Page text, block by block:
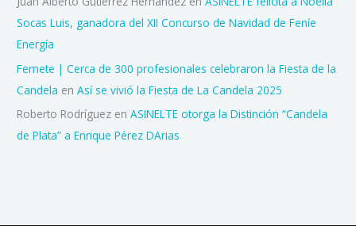
Socas Luis, ganadora del XII Concurso de Navidad de Feníe
Energía
Femete | Cerca de 300 profesionales celebraron la Fiesta de la
Candela enAsí se vivió la Fiesta de La Candela 2025
Roberto Rodríguez enASINELTE otorga la Distinción “Candela
de Plata” a Enrique Pérez DArias